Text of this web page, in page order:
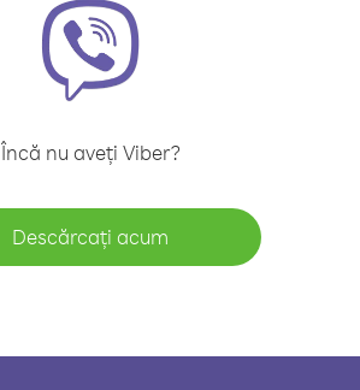
Încă nu aveți Viber?
Descărcați acum